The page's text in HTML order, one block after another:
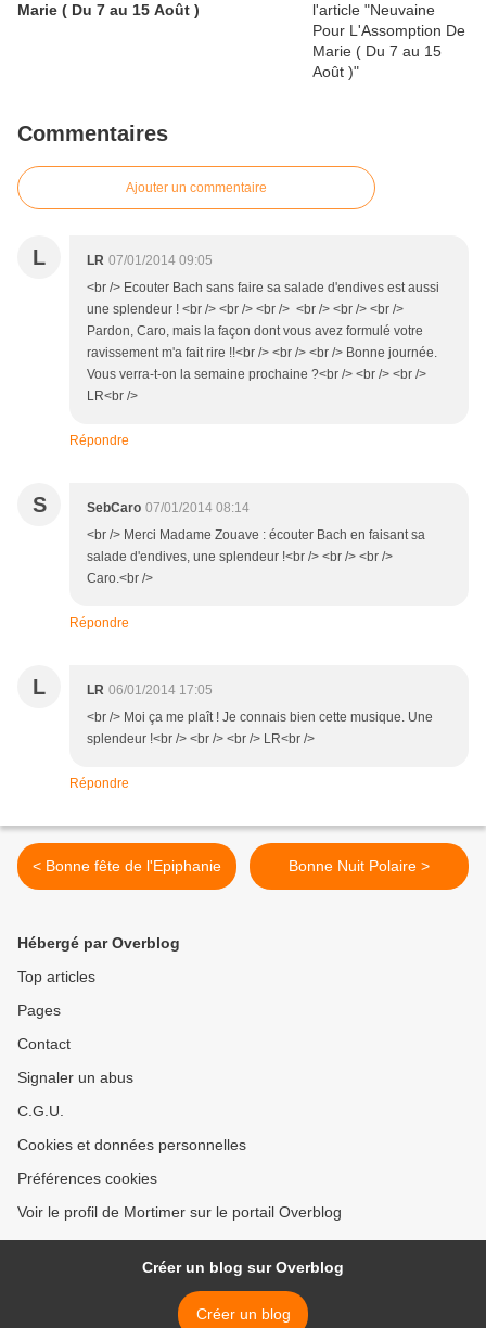
Marie ( Du 7 au 15 Août )
Commentaires
Ajouter un commentaire
L LR 07/01/2014 09:05
<br /> Ecouter Bach sans faire sa salade d'endives est aussi
une splendeur ! <br /> <br /> <br /> <br /> <br /> <br />
Pardon, Caro, mais la façon dont vous avez formulé votre
ravissement m'a fait rire !!<br /> <br /> <br /> Bonne journée.
Vous verra-t-on la semaine prochaine ?<br /> <br /> <br />
LR<br />
Répondre
S SebCaro 07/01/2014 08:14
<br /> Merci Madame Zouave : écouter Bach en faisant sa
salade d'endives, une splendeur !<br /> <br /> <br />
Caro.<br />
Répondre
L LR 06/01/2014 17:05
<br /> Moi ça me plaît ! Je connais bien cette musique. Une
splendeur !<br /> <br /> <br /> LR<br />
Répondre
< Bonne fête de l'Epiphanie Bonne Nuit Polaire >
Hébergé par Overblog
Top articles
Pages
Contact
Signaler un abus
C.G.U.
Cookies et données personnelles
Préférences cookies
Voir le profil de Mortimer sur le portail Overblog
Créer un blog sur Overblog
Créer un blog